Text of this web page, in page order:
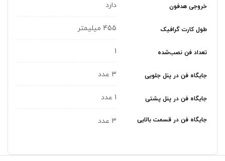
خروجی هدفون دارد
طول کارت گرافیک 455 میلیمتر
تعداد فن نصب‌شده 1
جایگاه فن در پنل جلویی 3 عدد
جایگاه فن در پنل پشتی 1 عدد
جایگاه فن در قسمت بالایی 3 عدد